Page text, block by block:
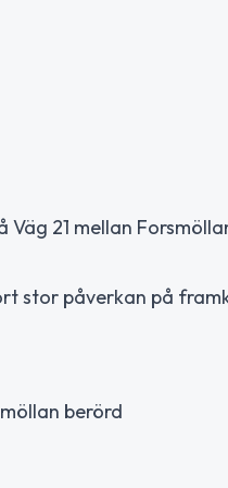
21 mellan
stor påverkan på
berörd